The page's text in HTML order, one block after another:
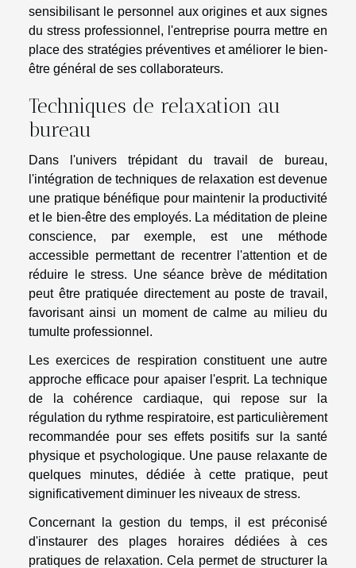
sensibilisant le personnel aux origines et aux signes
du stress professionnel, l'entreprise pourra mettre en
place des stratégies préventives et améliorer le bien-
être général de ses collaborateurs.
Techniques de relaxation au
bureau
Dans l'univers trépidant du travail de bureau,
l'intégration de techniques de relaxation est devenue
une pratique bénéfique pour maintenir la productivité
et le bien-être des employés. La méditation de pleine
conscience, par exemple, est une méthode
accessible permettant de recentrer l'attention et de
réduire le stress. Une séance brève de méditation
peut être pratiquée directement au poste de travail,
favorisant ainsi un moment de calme au milieu du
tumulte professionnel.
Les exercices de respiration constituent une autre
approche efficace pour apaiser l'esprit. La technique
de la cohérence cardiaque, qui repose sur la
régulation du rythme respiratoire, est particulièrement
recommandée pour ses effets positifs sur la santé
physique et psychologique. Une pause relaxante de
quelques minutes, dédiée à cette pratique, peut
significativement diminuer les niveaux de stress.
Concernant la gestion du temps, il est préconisé
d'instaurer des plages horaires dédiées à ces
pratiques de relaxation. Cela permet de structurer la